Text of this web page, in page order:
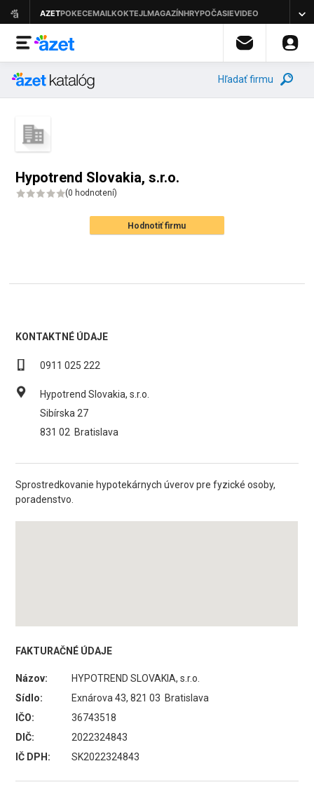
Hľadať firmu
Hypotrend Slovakia, s.r.o.
(0 hodnotení)
Hodnotiť firmu
KONTAKTNÉ ÚDAJE
0911 025 222
Hypotrend Slovakia, s.r.o.
Sibírska 27
831 02 Bratislava
Sprostredkovanie hypotekárnych úverov pre fyzické osoby,
poradenstvo.
FAKTURAČNÉ ÚDAJE
Názov:
HYPOTREND SLOVAKIA, s.r.o.
Sídlo:
Exnárova 43, 821 03 Bratislava
IČO:
36743518
DIČ:
2022324843
IČ DPH:
SK2022324843